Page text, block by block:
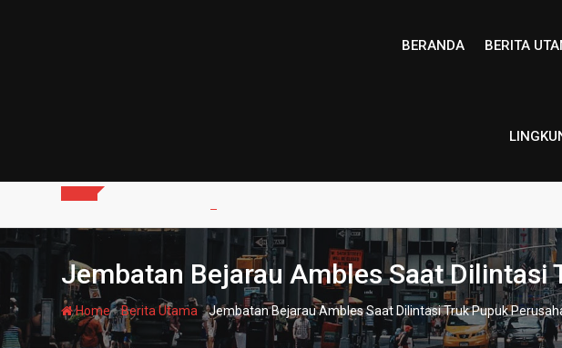
BERANDA BERITA
Jembatan Bejarau Ambles Saat Dilintasi
Home-Berita Utama-Jembatan Bejarau Ambles Saat Dilintasi Truk Pupuk